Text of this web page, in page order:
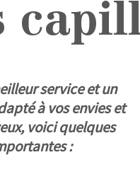
service et un
à vos envies et
voici quelques
: